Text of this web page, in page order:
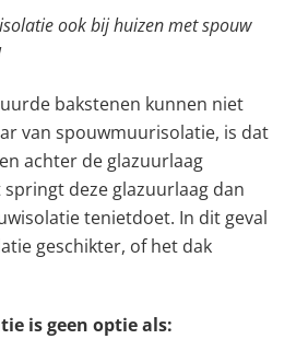
ook bij huizen met spouw
bakstenen kunnen niet
van spouwmuurisolatie, is dat
achter de glazuurlaag
deze glazuurlaag dan
tenietdoet. In dit geval
geschikter, of het dak
is geen optie als: